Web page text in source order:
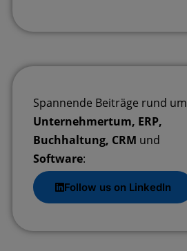
Spannende Beiträge rund um
Unternehmertum, ERP,
Buchhaltung, CRM und
Software:
Follow us on LinkedIn